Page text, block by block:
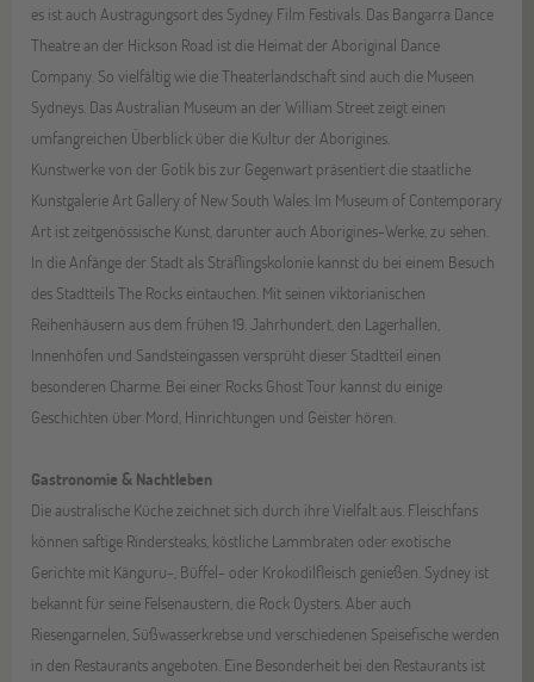
es ist auch Austragungsort des Sydney Film Festivals. Das Bangarra Dance
Theatre an der Hickson Road ist die Heimat der Aboriginal Dance
Company. So vielfältig wie die Theaterlandschaft sind auch die Museen
Sydneys. Das Australian Museum an der William Street zeigt einen
umfangreichen Überblick über die Kultur der Aborigines.
Kunstwerke von der Gotik bis zur Gegenwart präsentiert die staatliche
Kunstgalerie Art Gallery of New South Wales. Im Museum of Contemporary
Art ist zeitgenössische Kunst, darunter auch Aborigines-Werke, zu sehen.
In die Anfänge der Stadt als Sträflingskolonie kannst du bei einem Besuch
des Stadtteils The Rocks eintauchen. Mit seinen viktorianischen
Reihenhäusern aus dem frühen 19. Jahrhundert, den Lagerhallen,
Innenhöfen und Sandsteingassen versprüht dieser Stadtteil einen
besonderen Charme. Bei einer Rocks Ghost Tour kannst du einige
Geschichten über Mord, Hinrichtungen und Geister hören.
Gastronomie & Nachtleben
Die australische Küche zeichnet sich durch ihre Vielfalt aus. Fleischfans
können saftige Rindersteaks, köstliche Lammbraten oder exotische
Gerichte mit Känguru-, Büffel- oder Krokodilfleisch genießen. Sydney ist
bekannt für seine Felsenaustern, die Rock Oysters. Aber auch
Riesengarnelen, Süßwasserkrebse und verschiedenen Speisefische werden
in den Restaurants angeboten. Eine Besonderheit bei den Restaurants ist